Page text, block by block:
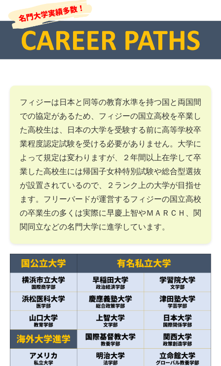
フィジーは日本と同等の教育水準を持つ国と両国間
での協定があるため、フィジーの国立高校を卒業し
た高校生は、日本の大学を受験する前に高等学校卒
業程度認定試験を受ける必要がありません。大学に
よって規定は変わりますが、２年間以上在学して卒
業した高校生には帰国子女枠特別試験や総合型選抜
が設置されているので、２ランク上の大学が目指せ
ます。フリーバードが運営するフィジーの国立高校
の卒業生の多くは実際に早慶上智やＭＡＲＣＨ、関
関同立などの名門大学に進学しています。